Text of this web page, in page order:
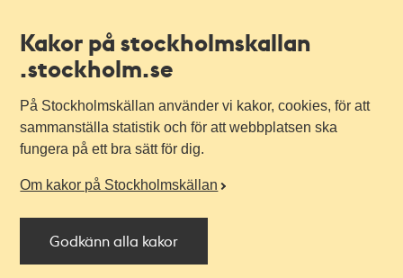
Kakor på stockholmskallan
.stockholm.se
På Stockholmskällan använder vi kakor, cookies, för att
sammanställa statistik och för att webbplatsen ska
fungera på ett bra sätt för dig.
Om kakor på Stockholmskällan
Godkänn alla kakor